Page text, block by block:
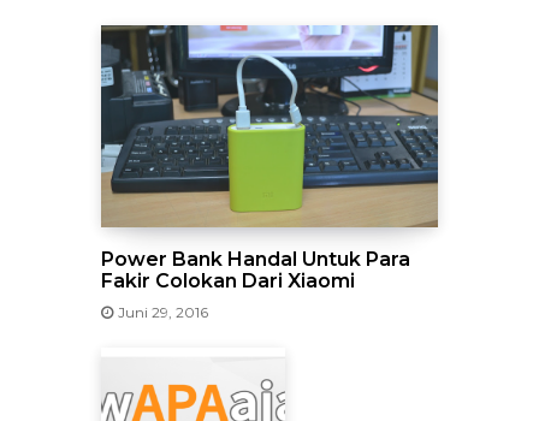
Power Bank Handal Untuk Para
Fakir Colokan Dari Xiaomi
Juni 29, 2016